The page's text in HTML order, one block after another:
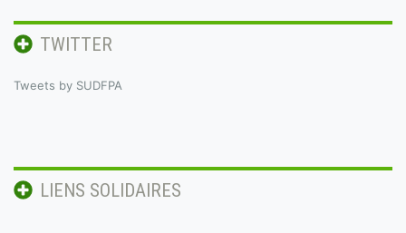
TWITTER
Tweets by SUDFPA
LIENS SOLIDAIRES